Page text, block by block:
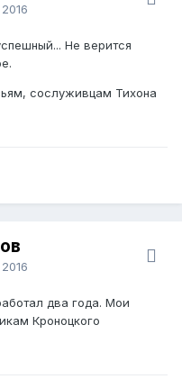
Не верится
сослуживцам Тихона
два года. Мои
Кроноцкого